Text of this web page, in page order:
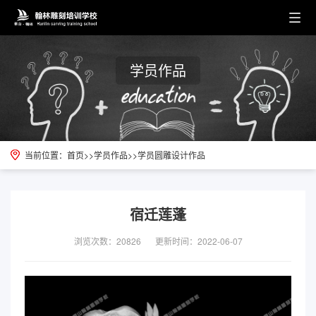
学员作品
当前位置： 首页>>学员作品>>学员圆雕设计作品
宿迁莲蓬
浏览次数：20826 更新时间：2022-06-07